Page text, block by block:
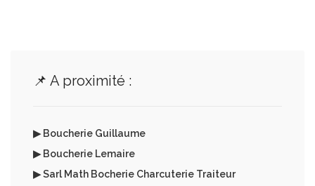
📌 A proximité :
▶ Boucherie Guillaume
▶ Boucherie Lemaire
▶ Sarl Math Bocherie Charcuterie Traiteur